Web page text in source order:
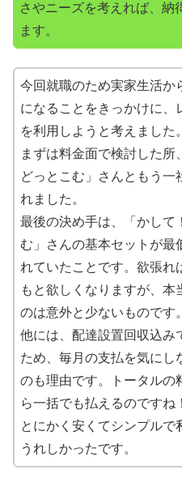
さやニーズを考えれば、納
ます。
今回就職のため実家生活か
になることをきっかけに、
を利用しようと考えました。
まずは料金面で検討した所
どっとこむ」さんともう一
れました。
最後の決め手は、「かして
む」さんの基本セットが最
れていたことです。欲張れ
もと欲しくなりますが、本
のは意外と少ないものです。
他には、配達設置回収込み
ため、毎月の支払を気にし
のも理由です。トータルの
ら一括でも払えるのですね
とにかく安くてシンプルで
うれしかったです。